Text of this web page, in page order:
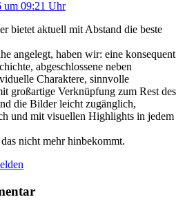
um 09:21 Uhr
bietet aktuell mit Abstand die beste
angelegt, haben wir: eine konsequent
abgeschlossene neben
Charaktere, sinnvolle
großartige Verknüpfung zum Rest des
die Bilder leicht zugänglich,
und mit visuellen Highlights in jedem
nicht mehr hinbekommt.